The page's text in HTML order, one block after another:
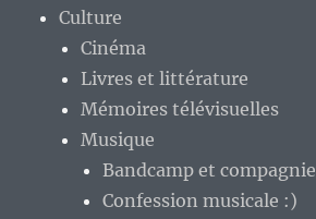
Culture
Cinéma
Livres et littérature
Mémoires télévisuelles
Musique
Bandcamp et compagnie
Confession musicale :)